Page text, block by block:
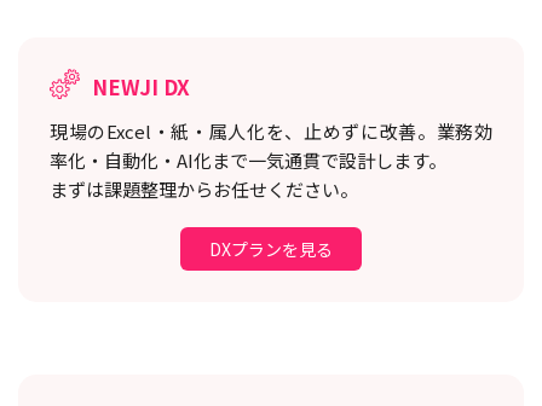
NEWJI DX
現場のExcel・紙・属人化を、止めずに改善。 業務効
率化・自動化・AI化まで一気通貫で設計します。
まずは課題整理からお任せください。
DXプランを見る